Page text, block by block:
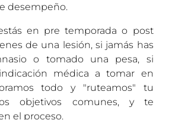
desempeño.
en pre temporada o post
de una lesión, si jamás has
o tomado una pesa, si
médica a tomar en
todo y "ruteamos" tu
objetivos comunes, y te
el proceso.